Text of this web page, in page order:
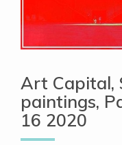
Art Capital,
paintings,
16 2020